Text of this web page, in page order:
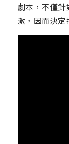
劇本，不僅針
激，因而決定